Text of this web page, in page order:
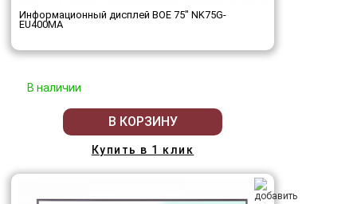
Информационный дисплей BOE 75" NK75G-
EU400MA
В наличии
В КОРЗИНУ
Купить в 1 клик